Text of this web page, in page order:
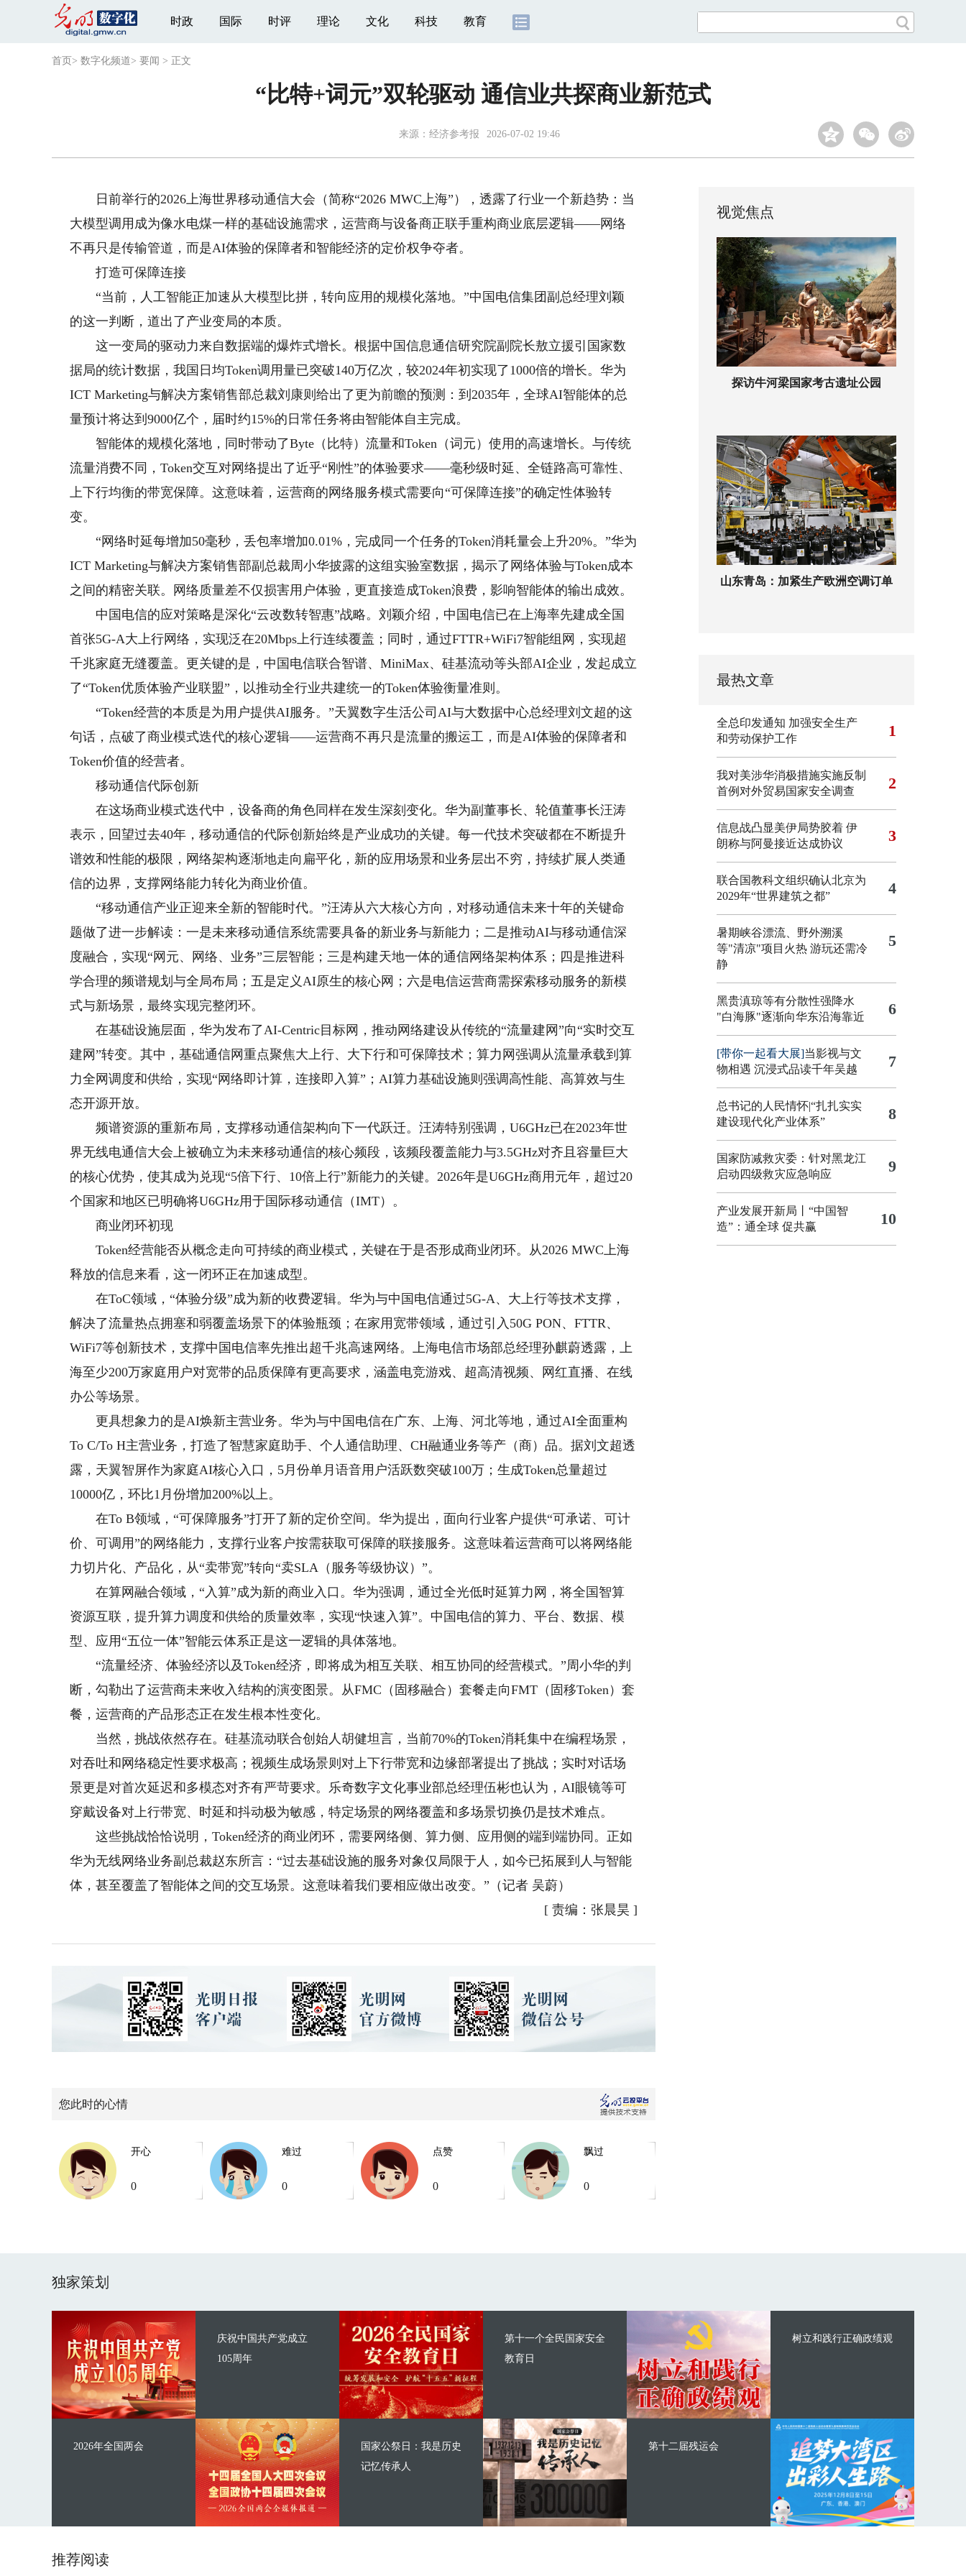
时政 国际 时评 理论 文化 科技 教育
首页 > 数字化频道> 要闻 > 正文
“比特+词元”双轮驱动 通信业共探商业新范式
来源： 经济参考报 2026-07-02 19:46
日前举行的2026上海世界移动通信大会（简称“2026 MWC上海”），透露了行业一个新趋势：当
大模型调用成为像水电煤一样的基础设施需求，运营商与设备商正联手重构商业底层逻辑——网络
不再只是传输管道，而是AI体验的保障者和智能经济的定价权争夺者。
打造可保障连接
“当前，人工智能正加速从大模型比拼，转向应用的规模化落地。”中国电信集团副总经理刘颖
的这一判断，道出了产业变局的本质。
这一变局的驱动力来自数据端的爆炸式增长。根据中国信息通信研究院副院长敖立援引国家数
据局的统计数据，我国日均Token调用量已突破140万亿次，较2024年初实现了1000倍的增长。华为
ICT Marketing与解决方案销售部总裁刘康则给出了更为前瞻的预测：到2035年，全球AI智能体的总
量预计将达到9000亿个，届时约15%的日常任务将由智能体自主完成。
智能体的规模化落地，同时带动了Byte（比特）流量和Token（词元）使用的高速增长。与传统
流量消费不同，Token交互对网络提出了近乎“刚性”的体验要求——毫秒级时延、全链路高可靠性、
上下行均衡的带宽保障。这意味着，运营商的网络服务模式需要向“可保障连接”的确定性体验转
变。
“网络时延每增加50毫秒，丢包率增加0.01%，完成同一个任务的Token消耗量会上升20%。”华为
ICT Marketing与解决方案销售部副总裁周小华披露的这组实验室数据，揭示了网络体验与Token成本
之间的精密关联。网络质量差不仅损害用户体验，更直接造成Token浪费，影响智能体的输出成效。
中国电信的应对策略是深化“云改数转智惠”战略。刘颖介绍，中国电信已在上海率先建成全国
首张5G-A大上行网络，实现泛在20Mbps上行连续覆盖；同时，通过FTTR+WiFi7智能组网，实现超
千兆家庭无缝覆盖。更关键的是，中国电信联合智谱、MiniMax、硅基流动等头部AI企业，发起成立
了“Token优质体验产业联盟”，以推动全行业共建统一的Token体验衡量准则。
“Token经营的本质是为用户提供AI服务。”天翼数字生活公司AI与大数据中心总经理刘文超的这
句话，点破了商业模式迭代的核心逻辑——运营商不再只是流量的搬运工，而是AI体验的保障者和
Token价值的经营者。
移动通信代际创新
在这场商业模式迭代中，设备商的角色同样在发生深刻变化。华为副董事长、轮值董事长汪涛
表示，回望过去40年，移动通信的代际创新始终是产业成功的关键。每一代技术突破都在不断提升
谱效和性能的极限，网络架构逐渐地走向扁平化，新的应用场景和业务层出不穷，持续扩展人类通
信的边界，支撑网络能力转化为商业价值。
“移动通信产业正迎来全新的智能时代。”汪涛从六大核心方向，对移动通信未来十年的关键命
题做了进一步解读：一是未来移动通信系统需要具备的新业务与新能力；二是推动AI与移动通信深
度融合，实现“网元、网络、业务”三层智能；三是构建天地一体的通信网络架构体系；四是推进科
学合理的频谱规划与全局布局；五是定义AI原生的核心网；六是电信运营商需探索移动服务的新模
式与新场景，最终实现完整闭环。
在基础设施层面，华为发布了AI-Centric目标网，推动网络建设从传统的“流量建网”向“实时交互
建网”转变。其中，基础通信网重点聚焦大上行、大下行和可保障技术；算力网强调从流量承载到算
力全网调度和供给，实现“网络即计算，连接即入算”；AI算力基础设施则强调高性能、高算效与生
态开源开放。
频谱资源的重新布局，支撑移动通信架构向下一代跃迁。汪涛特别强调，U6GHz已在2023年世
界无线电通信大会上被确立为未来移动通信的核心频段，该频段覆盖能力与3.5GHz对齐且容量巨大
的核心优势，使其成为兑现“5倍下行、10倍上行”新能力的关键。2026年是U6GHz商用元年，超过20
个国家和地区已明确将U6GHz用于国际移动通信（IMT）。
商业闭环初现
Token经营能否从概念走向可持续的商业模式，关键在于是否形成商业闭环。从2026 MWC上海
释放的信息来看，这一闭环正在加速成型。
在ToC领域，“体验分级”成为新的收费逻辑。华为与中国电信通过5G-A、大上行等技术支撑，
解决了流量热点拥塞和弱覆盖场景下的体验瓶颈；在家用宽带领域，通过引入50G PON、FTTR、
WiFi7等创新技术，支撑中国电信率先推出超千兆高速网络。上海电信市场部总经理孙麒蔚透露，上
海至少200万家庭用户对宽带的品质保障有更高要求，涵盖电竞游戏、超高清视频、网红直播、在线
办公等场景。
更具想象力的是AI焕新主营业务。华为与中国电信在广东、上海、河北等地，通过AI全面重构
To C/To H主营业务，打造了智慧家庭助手、个人通信助理、CH融通业务等产（商）品。据刘文超透
露，天翼智屏作为家庭AI核心入口，5月份单月语音用户活跃数突破100万；生成Token总量超过
10000亿，环比1月份增加200%以上。
在To B领域，“可保障服务”打开了新的定价空间。华为提出，面向行业客户提供“可承诺、可计
价、可调用”的网络能力，支撑行业客户按需获取可保障的联接服务。这意味着运营商可以将网络能
力切片化、产品化，从“卖带宽”转向“卖SLA（服务等级协议）”。
在算网融合领域，“入算”成为新的商业入口。华为强调，通过全光低时延算力网，将全国智算
资源互联，提升算力调度和供给的质量效率，实现“快速入算”。中国电信的算力、平台、数据、模
型、应用“五位一体”智能云体系正是这一逻辑的具体落地。
“流量经济、体验经济以及Token经济，即将成为相互关联、相互协同的经营模式。”周小华的判
断，勾勒出了运营商未来收入结构的演变图景。从FMC（固移融合）套餐走向FMT（固移Token）套
餐，运营商的产品形态正在发生根本性变化。
当然，挑战依然存在。硅基流动联合创始人胡健坦言，当前70%的Token消耗集中在编程场景，
对吞吐和网络稳定性要求极高；视频生成场景则对上下行带宽和边缘部署提出了挑战；实时对话场
景更是对首次延迟和多模态对齐有严苛要求。乐奇数字文化事业部总经理伍彬也认为，AI眼镜等可
穿戴设备对上行带宽、时延和抖动极为敏感，特定场景的网络覆盖和多场景切换仍是技术难点。
这些挑战恰恰说明，Token经济的商业闭环，需要网络侧、算力侧、应用侧的端到端协同。正如
华为无线网络业务副总裁赵东所言：“过去基础设施的服务对象仅局限于人，如今已拓展到人与智能
体，甚至覆盖了智能体之间的交互场景。这意味着我们要相应做出改变。”（记者 吴蔚）
[ 责编：张晨昊 ]
您此时的心情
开心
0
难过
0
点赞
0
飘过
0
视觉焦点
探访牛河梁国家考古遗址公园
山东青岛：加紧生产欧洲空调订单
最热文章
全总印发通知 加强安全生产
和劳动保护工作
1
我对美涉华消极措施实施反制
首例对外贸易国家安全调查
2
信息战凸显美伊局势胶着 伊
朗称与阿曼接近达成协议
3
联合国教科文组织确认北京为
2029年“世界建筑之都”
4
暑期峡谷漂流、野外溯溪
等"清凉"项目火热 游玩还需冷
静
5
黑贵滇琼等有分散性强降水
"白海豚"逐渐向华东沿海靠近
6
[带你一起看大展]当影视与文
物相遇 沉浸式品读千年吴越
7
总书记的人民情怀|“扎扎实实
建设现代化产业体系”
8
国家防减救灾委：针对黑龙江
启动四级救灾应急响应
9
产业发展开新局丨“中国智
造”：通全球 促共赢
10
独家策划
庆祝中国共产党成立
105周年
2026年全国两会
第十一个全民国家安全
教育日
国家公祭日：我是历史
记忆传承人
树立和践行正确政绩观
第十二届残运会
推荐阅读